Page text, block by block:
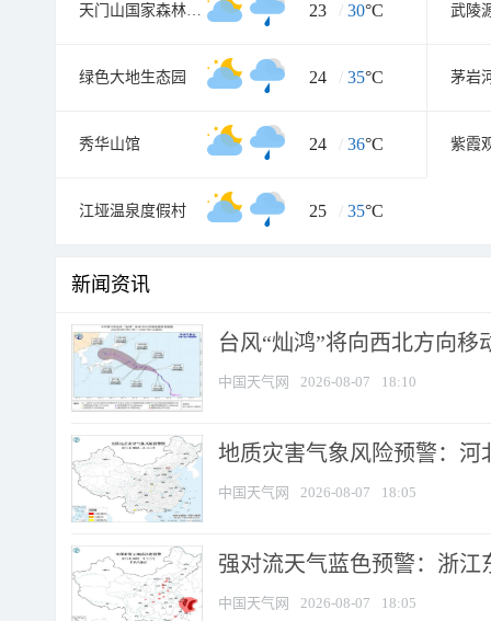
天门山国家森林公园 23 / 30°C 武陵
绿色大地生态园 24 / 35°C
秀华山馆 24 / 36°C 紫霞
江垭温泉度假村 25 / 35°C
新闻资讯
台风“灿鸿”将向西北方向移
中国天气网 2026-08-07 18:10
地质灾害气象风险预警：河
中国天气网 2026-08-07 18:05
强对流天气蓝色预警：浙江
中国天气网 2026-08-07 18:05